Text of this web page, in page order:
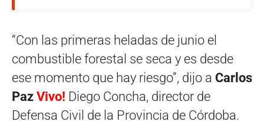
“Con las primeras heladas de junio el
combustible forestal se seca y es desde
ese momento que hay riesgo”, dijo a Carlos
Paz Vivo! Diego Concha, director de
Defensa Civil de la Provincia de Córdoba.